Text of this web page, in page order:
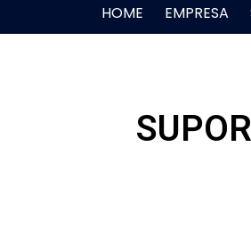
HOME EMPRESA